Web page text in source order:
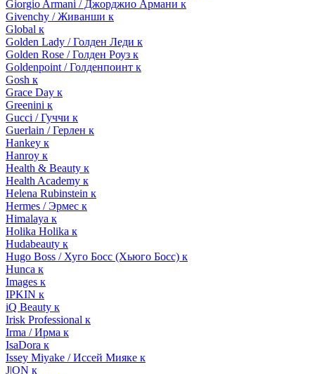
Giorgio Armani / Джорджио Армани к
Givenchy / Живанши к
Global к
Golden Lady / Голден Леди к
Golden Rose / Голден Роуз к
Goldenpoint / Голденпоинт к
Gosh к
Grace Day к
Greenini к
Gucci / Гуччи к
Guerlain / Герлен к
Hankey к
Hanroy к
Health & Beauty к
Health Academy к
Helena Rubinstein к
Hermes / Эрмес к
Himalaya к
Holika Holika к
Hudabeauty к
Hugo Boss / Хуго Босс (Хьюго Босс) к
Hunca к
Images к
IPKIN к
iQ Beauty к
Irisk Professional к
Irma / Ирма к
IsaDora к
Issey Miyake / Иссей Мияке к
J|ON к